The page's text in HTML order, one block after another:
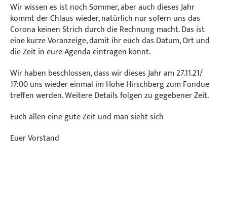
Wir wissen es ist noch Sommer, aber auch dieses Jahr
kommt der Chlaus wieder, natürlich nur sofern uns das
Corona keinen Strich durch die Rechnung macht. Das ist
eine kurze Voranzeige, damit ihr euch das Datum, Ort und
die Zeit in eure Agenda eintragen könnt.
Wir haben beschlossen, dass wir dieses Jahr am 27.11.21/
17:00 uns wieder einmal im Hohe Hirschberg zum Fondue
treffen werden. Weitere Details folgen zu gegebener Zeit.
Euch allen eine gute Zeit und man sieht sich
Euer Vorstand